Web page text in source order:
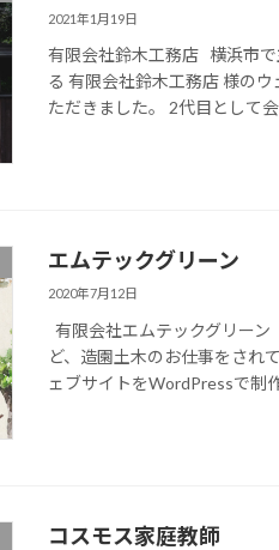
2021年1月19日
有限会社鈴木工務店 横浜市
る 有限会社鈴木工務店 様の
ただきました。 2代目として
エムテックグリーン
2020年7月12日
有限会社エムテックグリー
ど、造園土木のお仕事をされ
ェブサイトをWordPressで制
コスモス家庭教師